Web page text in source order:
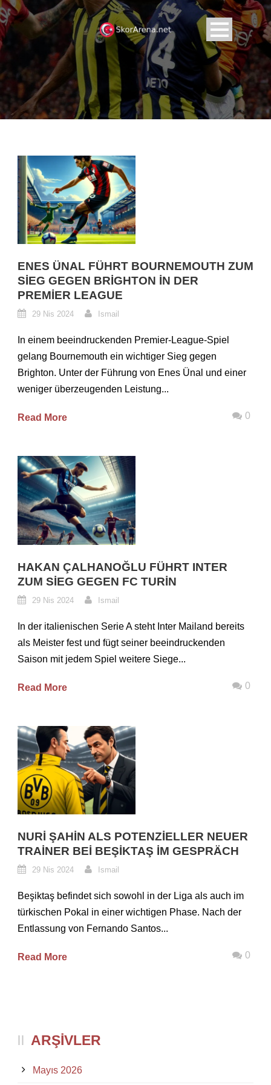
ENES ÜNAL FÜHRT BOURNEMOUTH ZUM
SIEG GEGEN BRIGHTON IN DER
PREMIER LEAGUE
29 Nis 2024 Ismail
In einem beeindruckenden Premier-League-Spiel
gelang Bournemouth ein wichtiger Sieg gegen
Brighton. Unter der Führung von Enes Ünal und einer
weniger überzeugenden Leistung...
Read More 0
HAKAN ÇALHANOĞLU FÜHRT INTER
ZUM SIEG GEGEN FC TURIN
29 Nis 2024 Ismail
In der italienischen Serie A steht Inter Mailand bereits
als Meister fest und fügt seiner beeindruckenden
Saison mit jedem Spiel weitere Siege...
Read More 0
NURI ŞAHIN ALS POTENZIELLER NEUER
TRAINER BEI BEŞIKTAŞ IM GESPRÄCH
29 Nis 2024 Ismail
Beşiktaş befindet sich sowohl in der Liga als auch im
türkischen Pokal in einer wichtigen Phase. Nach der
Entlassung von Fernando Santos...
Read More 0
ARŞIVLER
Mayıs 2026